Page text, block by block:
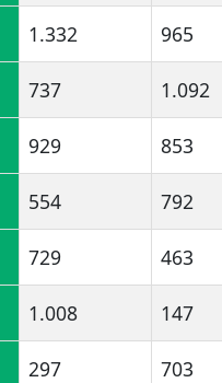
1.332 965
737 1.092
929 853
554 792
729 463
1.008 147
297 703